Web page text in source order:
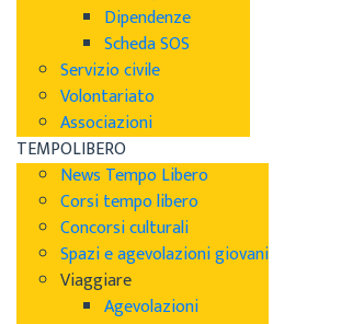
Dipendenze
Scheda SOS
Servizio civile
Volontariato
Associazioni
TEMPOLIBERO
News Tempo Libero
Corsi tempo libero
Concorsi culturali
Spazi e agevolazioni giovani
Viaggiare
Agevolazioni